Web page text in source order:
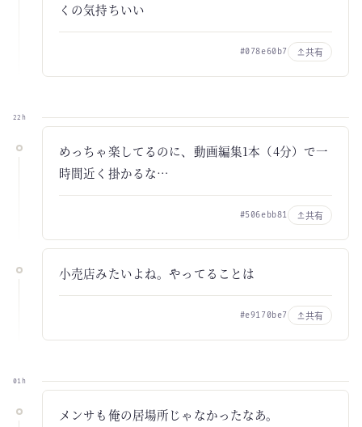
くの気持ちいい
#078e60b7 共有
22h
めっちゃ楽してるのに、動画編集1本（4分）で一
時間近く掛かるな…
#506ebb81 共有
小売店みたいよね。やってることは
#e9170be7 共有
01h
メンサも俺の居場所じゃなかったなあ。